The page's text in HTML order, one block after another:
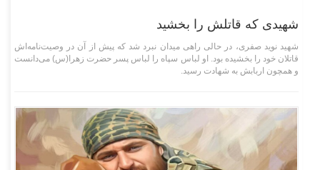
شهیدی که قاتلش را بخشید
شهید نوید صفری، در حالی راهی میدان نبرد شد که پیش از آن در وصیت‌نامه‌اش
قاتلان خود را بخشیده بود. او لباس سپاه را لباس پسر حضرت زهرا(س) می‌دانست
و همچون اربابش به شهادت رسید.